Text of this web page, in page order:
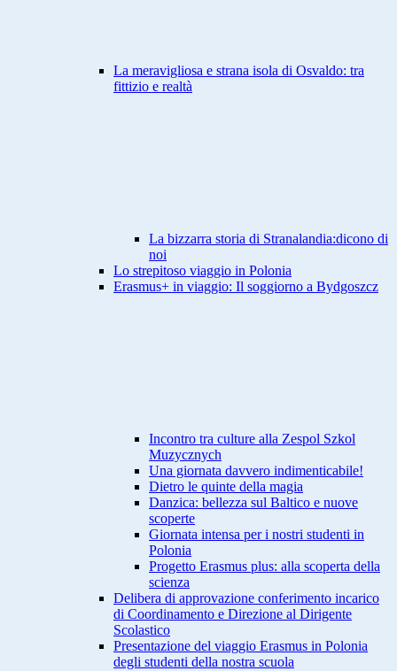
La meravigliosa e strana isola di Osvaldo: tra
fittizio e realtà
La bizzarra storia di Stranalandia:dicono di
noi
Lo strepitoso viaggio in Polonia
Erasmus+ in viaggio: Il soggiorno a Bydgoszcz
Incontro tra culture alla Zespol Szkol
Muzycznych
Una giornata davvero indimenticabile!
Dietro le quinte della magia
Danzica: bellezza sul Baltico e nuove
scoperte
Giornata intensa per i nostri studenti in
Polonia
Progetto Erasmus plus: alla scoperta della
scienza
Delibera di approvazione conferimento incarico
di Coordinamento e Direzione al Dirigente
Scolastico
Presentazione del viaggio Erasmus in Polonia
degli studenti della nostra scuola